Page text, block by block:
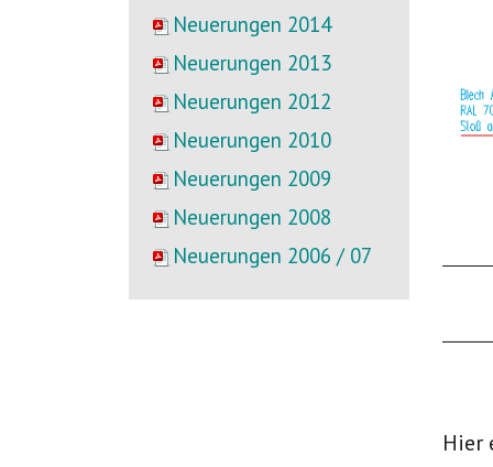
Neuerungen 2014
Neuerungen 2013
Neuerungen 2012
Neuerungen 2010
Neuerungen 2009
Neuerungen 2008
Neuerungen 2006 / 07
Hier